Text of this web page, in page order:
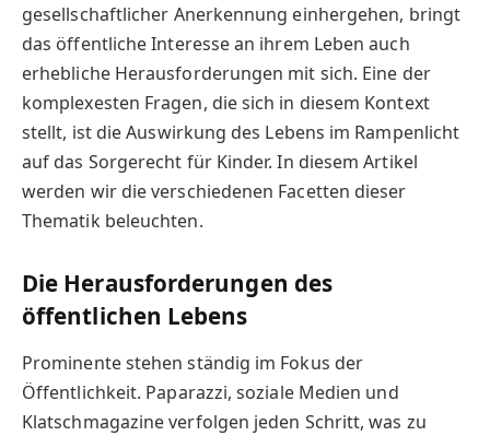
gesellschaftlicher Anerkennung einhergehen, bringt
das öffentliche Interesse an ihrem Leben auch
erhebliche Herausforderungen mit sich. Eine der
komplexesten Fragen, die sich in diesem Kontext
stellt, ist die Auswirkung des Lebens im Rampenlicht
auf das Sorgerecht für Kinder. In diesem Artikel
werden wir die verschiedenen Facetten dieser
Thematik beleuchten.
Die Herausforderungen des
öffentlichen Lebens
Prominente stehen ständig im Fokus der
Öffentlichkeit. Paparazzi, soziale Medien und
Klatschmagazine verfolgen jeden Schritt, was zu